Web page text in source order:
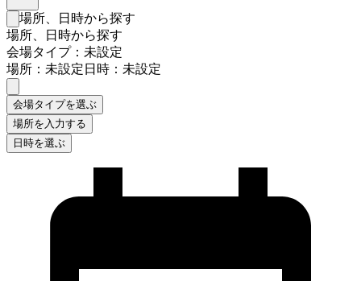
検索フォームを閉じる
場所、日時から探す
場所、日時から探す
会場タイプ：未設定
場所：未設定日時：未設定
会場タイプを選ぶ
場所を入力する
日時を選ぶ